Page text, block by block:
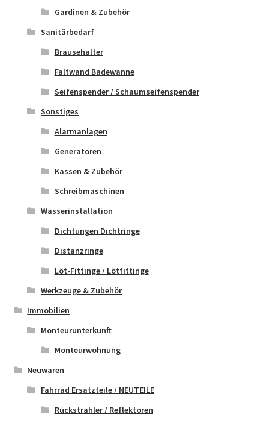
Gardinen & Zubehör
Sanitärbedarf
Brausehalter
Faltwand Badewanne
Seifenspender / Schaumseifenspender
Sonstiges
Alarmanlagen
Generatoren
Kassen & Zubehör
Schreibmaschinen
Wasserinstallation
Dichtungen Dichtringe
Distanzringe
Löt-Fittinge / Lötfittinge
Werkzeuge & Zubehör
Immobilien
Monteurunterkunft
Monteurwohnung
Neuwaren
Fahrrad Ersatzteile / NEUTEILE
Rückstrahler / Reflektoren